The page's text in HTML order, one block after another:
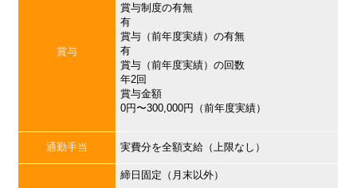
賞与
賞与制度の有無
有
賞与（前年度実績）の有無
有
賞与（前年度実績）の回数
年2回
賞与金額
0円〜300,000円（前年度実績）
通勤手当 実費分を全額支給（上限なし）
締日固定（月末以外）